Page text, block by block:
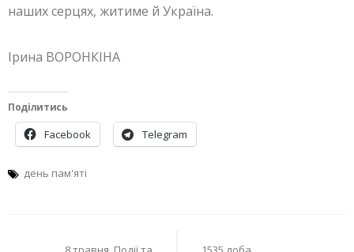
наших серцях, житиме й Україна.
Ірина ВОРОНКІНА
Поділитись
Facebook Telegram
день пам'яті